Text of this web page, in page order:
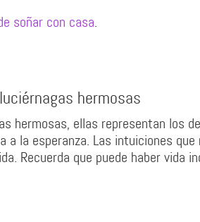
soñar con casa.
hermosas
hermosas, ellas representan los
la esperanza. Las intuiciones
Recuerda que puede haber vida